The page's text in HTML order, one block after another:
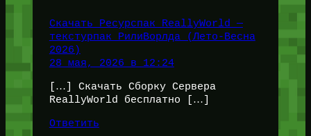
Скачать Ресурспак ReallyWorld —
текстурпак РилиВорлда (Лето-Весна
2026)
28 мая, 2026 в 12:24
[…] Скачать Сборку Сервера
ReallyWorld бесплатно […]
Ответить